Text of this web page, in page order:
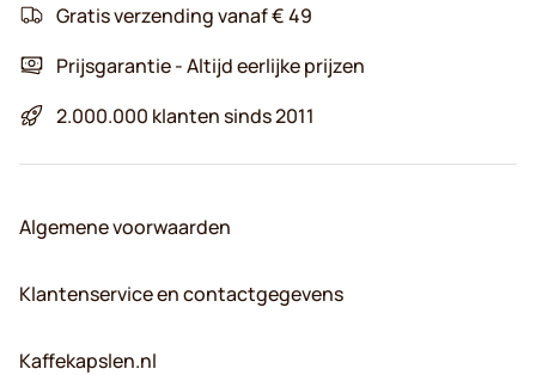
Gratis verzending vanaf € 49
Prijsgarantie - Altijd eerlijke prijzen
2.000.000 klanten sinds 2011
Algemene voorwaarden
Klantenservice en contactgegevens
Kaffekapslen.nl